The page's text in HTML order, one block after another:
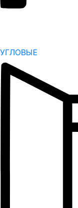
УГЛОВЫЕ